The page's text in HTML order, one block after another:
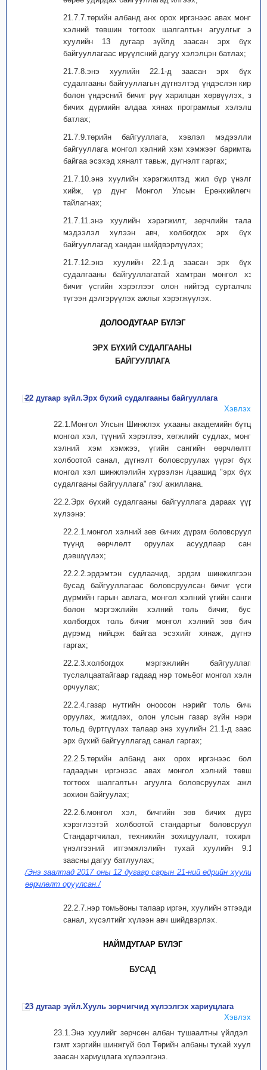
21.7.7.төрийн албанд анх орох иргэнээс авах монгол
хэлний төвшин тогтоох шалгалтын агуулгыг энэ
хуулийн 13 дугаар зүйлд заасан эрх бүхий
байгууллагаас ирүүлсний дагуу хэлэлцэн батлах;
21.7.8.энэ хуулийн 22.1-д заасан эрх бүхий
судалгааны байгууллагын дүгнэлтэд үндэслэн кирил
болон үндэсний бичиг рүү харилцан хөрвүүлэх, зөв
бичих дүрмийн алдаа хянах программыг хэлэлцэн
батлах;
21.7.9.төрийн байгууллага, хэвлэл мэдээллийн
байгууллага монгол хэлний хэм хэмжээг баримталж
байгаа эсэхэд хяналт тавьж, дүгнэлт гаргах;
21.7.10.энэ хуулийн хэрэгжилтэд жил бүр үнэлгээ
хийж, үр дүнг Монгол Улсын Ерөнхийлөгчид
тайлагнах;
21.7.11.энэ хуулийн хэрэгжилт, зөрчлийн талаар
мэдээлэл хүлээн авч, холбогдох эрх бүхий
байгууллагад хандан шийдвэрлүүлэх;
21.7.12.энэ хуулийн 22.1-д заасан эрх бүхий
судалгааны байгууллагатай хамтран монгол хэл,
бичиг үсгийн хэрэглээг олон нийтэд сурталчлах,
түгээн дэлгэрүүлэх ажлыг хэрэгжүүлэх.
ДОЛООДУГААР БҮЛЭГ
ЭРХ БҮХИЙ СУДАЛГААНЫ
БАЙГУУЛЛАГА
22 дугаар зүйл.Эрх бүхий судалгааны байгууллага
Хэвлэх
22.1.Монгол Улсын Шинжлэх ухааны академийн бүтцэд
монгол хэл, түүний хэрэглээ, хөгжлийг судлах, монгол
хэлний хэм хэмжээ, үгийн сангийн өөрчлөлттэй
холбоотой санал, дүгнэлт боловсруулах үүрэг бүхий
монгол хэл шинжлэлийн хүрээлэн /цаашид "эрх бүхий
судалгааны байгууллага" гэх/ ажиллана.
22.2.Эрх бүхий судалгааны байгууллага дараах үүрэг
хүлээнэ:
22.2.1.монгол хэлний зөв бичих дүрэм боловсруулж,
түүнд өөрчлөлт оруулах асуудлаар санал
дэвшүүлэх;
22.2.2.эрдэмтэн судлаачид, эрдэм шинжилгээний
бусад байгууллагаас боловсруулсан бичиг үсгийн
дүрмийн гарын авлага, монгол хэлний үгийн сангийн
болон мэргэжлийн хэлний толь бичиг, бусад
холбогдох толь бичиг монгол хэлний зөв бичих
дүрэмд нийцэж байгаа эсэхийг хянаж, дүгнэлт
гаргах;
22.2.3.холбогдох мэргэжлийн байгууллагын
туслалцаатайгаар гадаад нэр томьёог монгол хэлнээ
орчуулах;
22.2.4.газар нутгийн оноосон нэрийг толь бичигт
оруулах, жигдлэх, олон улсын газар зүйн нэрийн
тольд бүртгүүлэх талаар энэ хуулийн 21.1-д заасан
эрх бүхий байгууллагад санал гаргах;
22.2.5.төрийн албанд анх орох иргэнээс болон
гадаадын иргэнээс авах монгол хэлний төвшин
тогтоох шалгалтын агуулга боловсруулах ажлыг
зохион байгуулах;
22.2.6.монгол хэл, бичгийн зөв бичих дүрэм,
хэрэглээтэй холбоотой стандартыг боловсруулж,
Стандартчилал, техникийн зохицуулалт, тохирлын
үнэлгээний итгэмжлэлийн тухай хуулийн 9.1-д
заасны дагуу батлуулах;
/Энэ заалтад 2017 оны 12 дугаар сарын 21-ний өдрийн хуулиар
өөрчлөлт оруулсан./
22.2.7.нэр томьёоны талаар иргэн, хуулийн этгээдийн
санал, хүсэлтийг хүлээн авч шийдвэрлэх.
НАЙМДУГААР БҮЛЭГ
БУСАД
23 дугаар зүйл.Хууль зөрчигчид хүлээлгэх хариуцлага
Хэвлэх
23.1.Энэ хуулийг зөрчсөн албан тушаалтны үйлдэл нь
гэмт хэргийн шинжгүй бол Төрийн албаны тухай хуульд
заасан хариуцлага хүлээлгэнэ.